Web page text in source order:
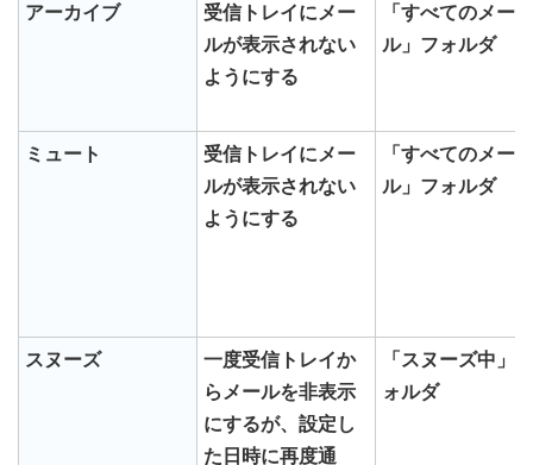
アーカイブ
受信トレイにメー
ルが表示されない
ようにする
「すべてのメー
ル」フォルダ
ミュート
受信トレイにメー
ルが表示されない
ようにする
「すべてのメー
ル」フォルダ
スヌーズ
一度受信トレイか
らメールを非表示
にするが、設定し
た日時に再度通
「スヌーズ中」フ
ォルダ